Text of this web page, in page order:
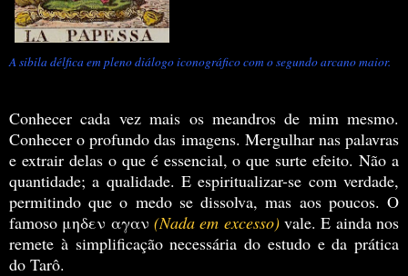
A sibila délfica em pleno diálogo iconográfico com o segundo arcano maior.
Conhecer cada vez mais os meandros de mim mesmo.
Conhecer o profundo das imagens. Mergulhar nas palavras
e extrair delas o que é essencial, o que surte efeito. Não a
quantidade; a qualidade. E espiritualizar-se com verdade,
permitindo que o medo se dissolva, mas aos poucos. O
famoso μηδεν αγαν (Nada em excesso)vale. E ainda nos
remete à simplificação necessária do estudo e da prática
do Tarô.